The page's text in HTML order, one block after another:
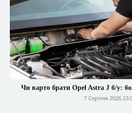
Чи варто брати Opel Astra J б/у:
7 Серпня 2026